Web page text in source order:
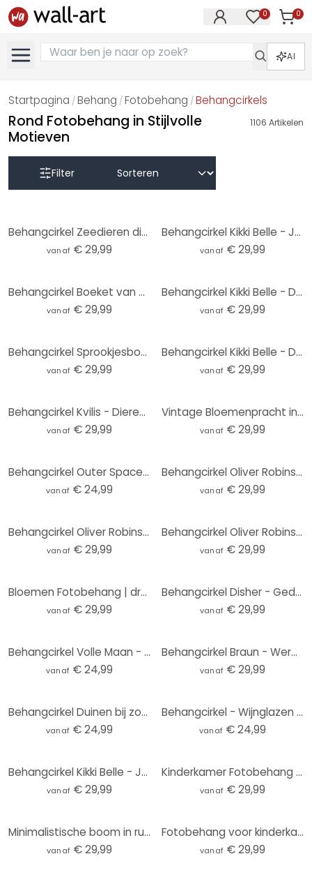
0 0
AI
Startpagina / Behang / Fotobehang /Behangcirkels
Rond Fotobehang in Stijlvolle
Motieven
1106 Artikelen
Filter
Behangcirkel Zeedieren diep in de oceaan - Oliver Robins - vliesbehang/zelfklevend vliesbehang
vanaf € 29,99
Behangcirkel Kikki Belle - Jungle Jive - vliesbehang/zelfklevend vliesbehang
vanaf € 29,99
Behangcirkel Boeket van gedroogde bloemen - Treechild - vliesbehang/zelfklevend vliesbehang
vanaf € 29,99
Behangcirkel Kikki Belle - Dino World - vliesbehang/zelfklevend vliesbehang
vanaf € 29,99
Behangcirkel Sprookjesbos met eenhoorns - Kikki Belle - vliesbehang/zelfklevend vliesbehang
vanaf € 29,99
Behangcirkel Kikki Belle - De Berenkoning - vliesbehang/zelfklevend vliesbehang
vanaf € 29,99
Behangcirkel Kvilis - Dieren in het Bos - vliesbehang/zelfklevend vliesbehang
vanaf € 29,99
Vintage Bloemenpracht in de Weide | Bloemenbehang - Lola Peacock - Rond - vliesbehang/zelfklevend vl
vanaf € 29,99
Behangcirkel Outer Space - vliesbehang/zelfklevend vliesbehang
vanaf € 24,99
Behangcirkel Oliver Robins - Animals and Palm Trees - vliesbehang/zelfklevend vliesbehang
vanaf € 29,99
Behangcirkel Oliver Robins - Kleurrijke boerderij met dieren - vliesbehang/zelfklevend vliesbehang
vanaf € 29,99
Behangcirkel Oliver Robins - Boomhut Feestje - vliesbehang/zelfklevend vliesbehang
vanaf € 29,99
Bloemen Fotobehang | droogbloemen - elegantie van vergankelijkheid - Boomkind - Rond - vliesbehang/z
vanaf € 29,99
Behangcirkel Disher - Gedroogde Bloemen - vliesbehang/zelfklevend vliesbehang
vanaf € 29,99
Behangcirkel Volle Maan - vliesbehang/zelfklevend vliesbehang
vanaf € 24,99
Behangcirkel Braun - Wereldkaart - vliesbehang/zelfklevend vliesbehang
vanaf € 29,99
Behangcirkel Duinen bij zonsondergang - vliesbehang/zelfklevend vliesbehang
vanaf € 24,99
Behangcirkel - Wijnglazen - vliesbehang/zelfklevend vliesbehang
vanaf € 24,99
Behangcirkel Kikki Belle - Jungle Jive - vliesbehang/zelfklevend vliesbehang
vanaf € 29,99
Kinderkamer Fotobehang Kleine teddybeer met ballon - Magnusson - Rond - vliesbehang/zelfklevend vlie
vanaf € 29,99
Minimalistische boom in rustig landschap | natuur Fotobehang - Meel - rond - vliesbehang/zelfklevend
vanaf € 29,99
Fotobehang voor kinderkamer - Onderwateravontuur met zeedieren - Oliver Robins - Rond - vliesbehang/
vanaf € 29,99